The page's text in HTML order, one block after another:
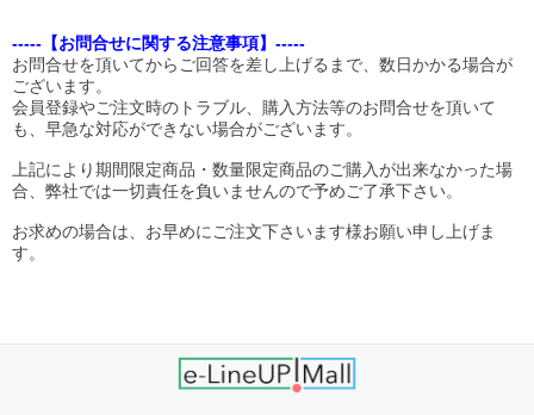
-----【お問合せに関する注意事項】-----
お問合せを頂いてからご回答を差し上げるまで、数日かかる場合が
ございます。
会員登録やご注文時のトラブル、購入方法等のお問合せを頂いて
も、早急な対応ができない場合がございます。
上記により期間限定商品・数量限定商品のご購入が出来なかった場
合、弊社では一切責任を負いませんので予めご了承下さい。
お求めの場合は、お早めにご注文下さいます様お願い申し上げま
す。